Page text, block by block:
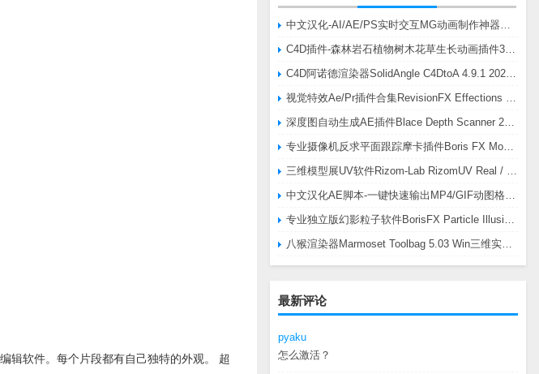
最新评论
pyaku
怎么激活？
辑软件。每个片段都有自己独特的外观。 超